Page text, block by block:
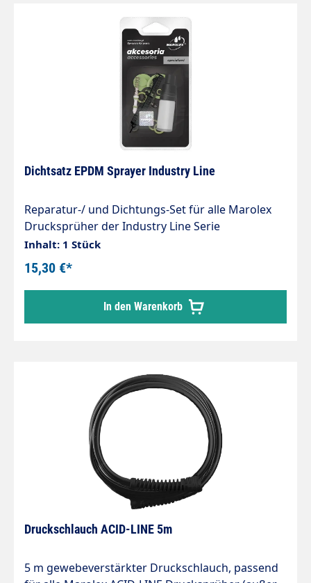
Dichtsatz EPDM Sprayer Industry Line
Reparatur-/ und Dichtungs-Set für alle Marolex
Drucksprüher der Industry Line Serie
Lieferumfang des Sets: Rückschlagventil Pumpe
(R24) Silikonfett Filter (R40, Nr. 12)
Lanzenklammer (R107, Nr. 30) Ventilkolben mit O-
ringe 3x2, (R43, R42, Nr. 26 u. 41) Dosierventilfeder
38x5 (R14, Nr. 35) O-Ring 28x4 (R22, Nr. 36) O-Ring
Inhalt: 1 Stück
15,30 €*
In den Warenkorb
Druckschlauch ACID-LINE 5m
5 m gewebeverstärkter Druckschlauch, passend